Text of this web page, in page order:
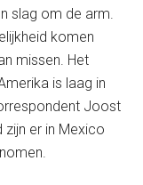
slag om de arm.
komen
missen. Het
is laag in
Joost
zijn er in Mexico